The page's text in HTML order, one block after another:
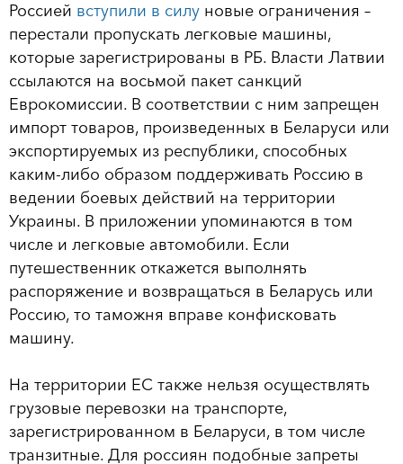
Россией вступили в силу новые ограничения –
перестали пропускать легковые машины,
которые зарегистрированы в РБ. Власти Латвии
ссылаются на восьмой пакет санкций
Еврокомиссии. В соответствии с ним запрещен
импорт товаров, произведенных в Беларуси или
экспортируемых из республики, способных
каким-либо образом поддерживать Россию в
ведении боевых действий на территории
Украины. В приложении упоминаются в том
числе и легковые автомобили. Если
путешественник откажется выполнять
распоряжение и возвращаться в Беларусь или
Россию, то таможня вправе конфисковать
машину.
На территории ЕС также нельзя осуществлять
грузовые перевозки на транспорте,
зарегистрированном в Беларуси, в том числе
транзитные. Для россиян подобные запреты